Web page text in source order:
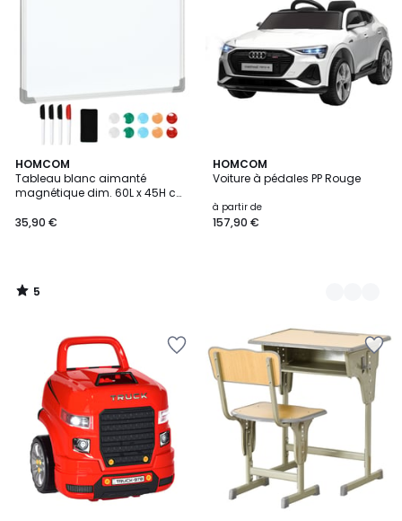
HOMCOM
Tableau blanc aimanté
magnétique dim. 60L x 45H cm
35,90 €
5
/
5
5
/
HOMCOM
Voiture à pédales PP Rouge
à partir de
157,90 €
3
Couleurs